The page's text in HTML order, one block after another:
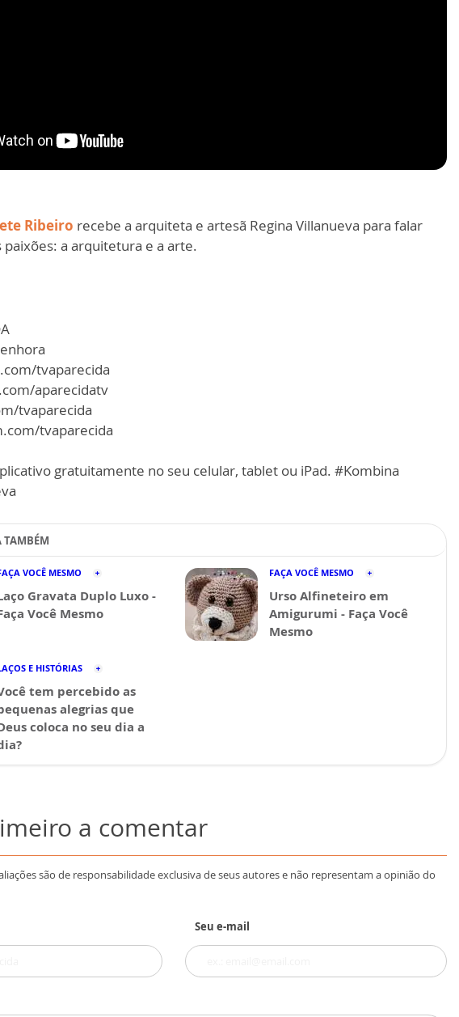
Ribeiro recebe a arquiteta e artesã Regina Villanueva para falar
paixões: a arquitetura e a arte.
tvaparecida
aparecidatv
tvaparecida
tvaparecida
gratuitamente no seu celular, tablet ou iPad. #Kombina
TAMBÉM
VOCÊ MESMO
Gravata Duplo Luxo -
Você Mesmo
FAÇA VOCÊ MESMO
Urso Alfineteiro em
Amigurumi - Faça Você
Mesmo
E HISTÓRIAS
tem percebido as
alegrias que
coloca no seu dia a
a comentar
são de responsabilidade exclusiva de seus autores e não representam a opinião do
Seu e-mail